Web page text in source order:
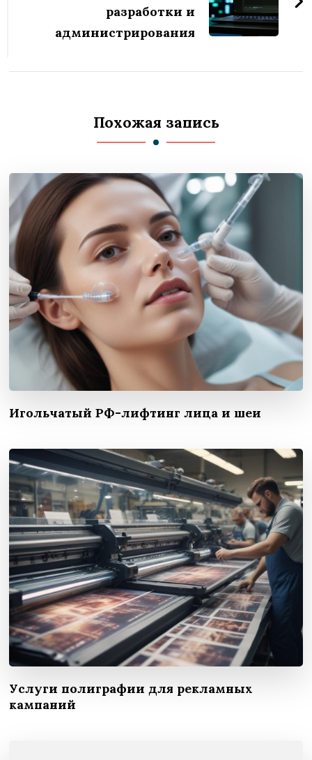
разработки и
администрирования
Похожая запись
Игольчатый РФ-лифтинг лица и шеи
Услуги полиграфии для рекламных
кампаний